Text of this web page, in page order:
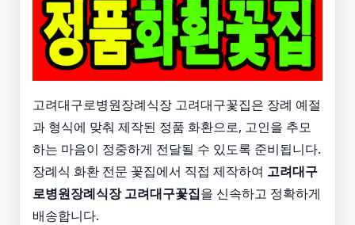
고려대구로병원장례식장 고려대구꽃집은 장례 예절
과 형식에 맞춰 제작된 정품 화환으로, 고인을 추모
하는 마음이 정중하게 전달될 수 있도록 준비됩니다.
장례식 화환 전문 꽃집에서 직접 제작하여 고려대구
로병원장례식장 고려대구꽃집을 신속하고 정확하게
배송합니다.